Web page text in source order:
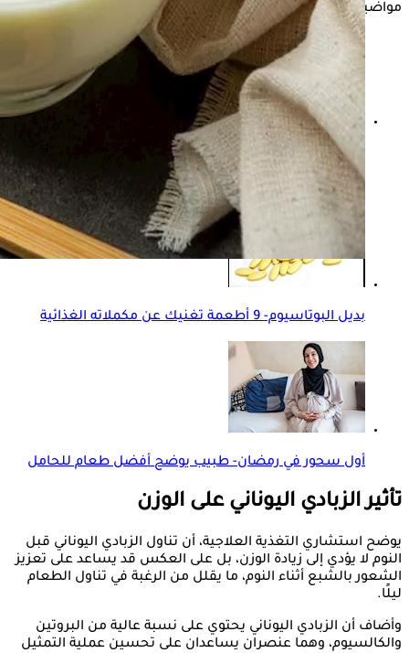
مواضيع ذات صلة
الزبادي في رمضان- طبيبة توصي بهذا النوع على السحور
"فيديو"
بديل البوتاسيوم- 9 أطعمة تغنيك عن مكملاته الغذائية
أول سحور في رمضان- طبيب يوضح أفضل طعام للحامل
تأثير الزبادي اليوناني على الوزن
يوضح استشاري التغذية العلاجية، أن تناول الزبادي اليوناني قبل
النوم لا يؤدي إلى زيادة الوزن، بل على العكس قد يساعد على تعزيز
الشعور بالشبع أثناء النوم، ما يقلل من الرغبة في تناول الطعام
ليلًا.
وأضاف أن الزبادي اليوناني يحتوي على نسبة عالية من البروتين
والكالسيوم، وهما عنصران يساعدان على تحسين عملية التمثيل